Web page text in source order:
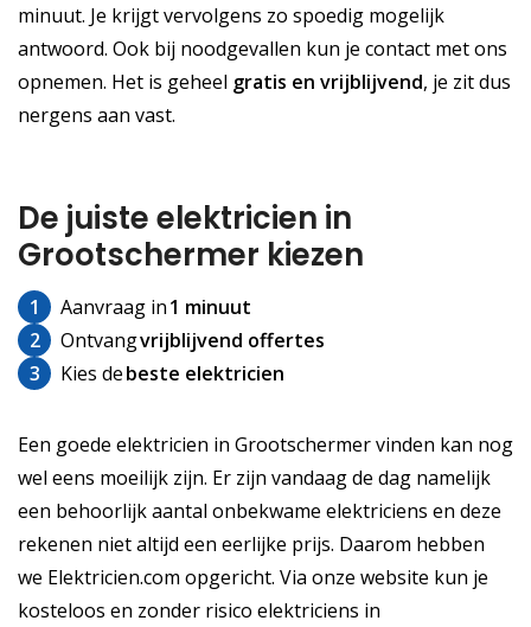
minuut. Je krijgt vervolgens zo spoedig mogelijk
antwoord. Ook bij noodgevallen kun je contact met ons
opnemen. Het is geheel gratis en vrijblijvend, je zit dus
nergens aan vast.
De juiste elektricien in
Grootschermer kiezen
1 Aanvraag in1 minuut
2
Ontvangvrijblijvend offertes
3
Kies debeste elektricien
Een goede elektricien in Grootschermer vinden kan nog
wel eens moeilijk zijn. Er zijn vandaag de dag namelijk
een behoorlijk aantal onbekwame elektriciens en deze
rekenen niet altijd een eerlijke prijs. Daarom hebben
we Elektricien.com opgericht. Via onze website kun je
kosteloos en zonder risico elektriciens in